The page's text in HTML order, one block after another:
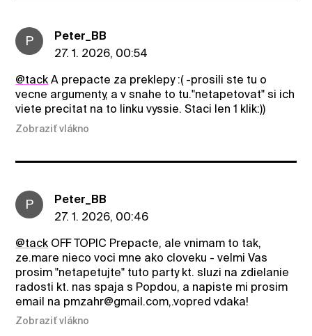
P
Peter_BB
27. 1. 2026, 00:54
@tack A prepacte za preklepy :( -prosili ste tu o
vecne argumenty, a v snahe to tu."netapetovat" si ich
viete precitat na to linku vyssie. Staci len 1 klik:))
Zobraziť vlákno
P
Peter_BB
27. 1. 2026, 00:46
@tack OFF TOPIC Prepacte, ale vnimam to tak,
ze.mare nieco voci mne ako cloveku - velmi Vas
prosim "netapetujte" tuto party kt. sluzi na zdielanie
radosti kt. nas spaja s Popdou, a napiste mi prosim
email na pmzahr@gmail.com,.vopred vdaka!
Zobraziť vlákno